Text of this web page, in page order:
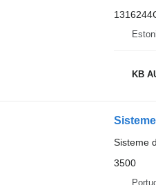
KB
Sisteme
3500